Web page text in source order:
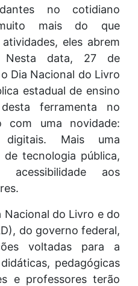
no cotidiano
mais do que
eles abrem
Nesta data, 27 de
Dia Nacional do Livro
estadual de ensino
ferramenta no
com uma novidade:
digitais. Mais uma
tecnologia pública,
aos
Nacional do Livro e do
do governo federal,
voltadas para a
pedagógicas
e professores terão